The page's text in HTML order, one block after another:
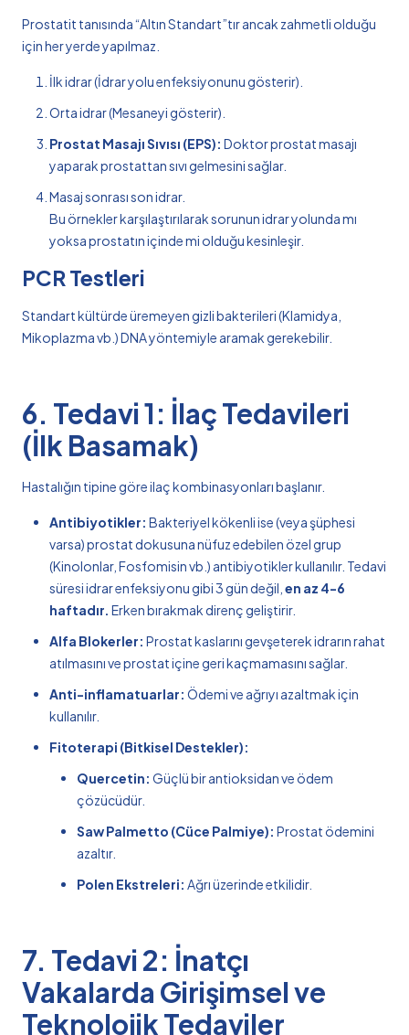
Prostatit tanısında “Altın Standart”tır ancak zahmetli olduğu
için her yerde yapılmaz.
İlk idrar (İdrar yolu enfeksiyonunu gösterir).
Orta idrar (Mesaneyi gösterir).
Prostat Masajı Sıvısı (EPS): Doktor prostat masajı
yaparak prostattan sıvı gelmesini sağlar.
Masaj sonrası son idrar.
Bu örnekler karşılaştırılarak sorunun idrar yolunda mı
yoksa prostatın içinde mi olduğu kesinleşir.
PCR Testleri
Standart kültürde üremeyen gizli bakterileri (Klamidya,
Mikoplazma vb.) DNA yöntemiyle aramak gerekebilir.
6. Tedavi 1: İlaç Tedavileri
(İlk Basamak)
Hastalığın tipine göre ilaç kombinasyonları başlanır.
Antibiyotikler: Bakteriyel kökenli ise (veya şüphesi
varsa) prostat dokusuna nüfuz edebilen özel grup
(Kinolonlar, Fosfomisin vb.) antibiyotikler kullanılır. Tedavi
süresi idrar enfeksiyonu gibi 3 gün değil,en az 4-6
haftadır. Erken bırakmak direnç geliştirir.
Alfa Blokerler: Prostat kaslarını gevşeterek idrarın rahat
atılmasını ve prostat içine geri kaçmamasını sağlar.
Anti-inflamatuarlar: Ödemi ve ağrıyı azaltmak için
kullanılır.
Fitoterapi (Bitkisel Destekler):
Quercetin: Güçlü bir antioksidan ve ödem
çözücüdür.
Saw Palmetto (Cüce Palmiye): Prostat ödemini
azaltır.
Polen Ekstreleri: Ağrı üzerinde etkilidir.
7. Tedavi 2: İnatçı
Vakalarda Girişimsel ve
Teknolojik Tedaviler